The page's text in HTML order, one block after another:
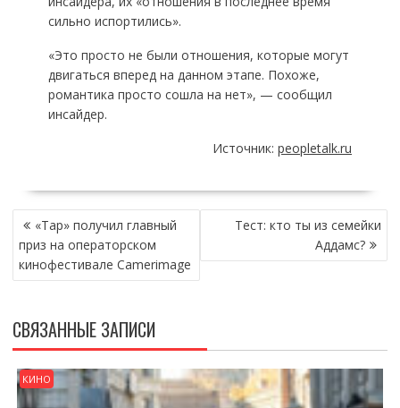
сильно испортились».
«Это просто не были отношения, которые могут
двигаться вперед на данном этапе. Похоже,
романтика просто сошла на нет», — сообщил
инсайдер.
Источник:peopletalk.ru
НАВИГАЦИЯ
ПО
ЗАПИСЯМ
«Тар» получил главный
приз на операторском
кинофестивале Camerimage
Тест: кто ты из семейки
Аддамс?
СВЯЗАННЫЕ ЗАПИСИ
КИНО